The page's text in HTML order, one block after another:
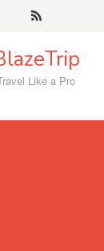
Like a Pro